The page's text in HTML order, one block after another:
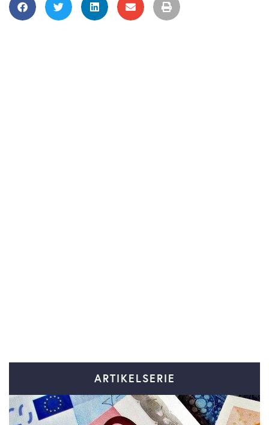
ARTIKELSERIE